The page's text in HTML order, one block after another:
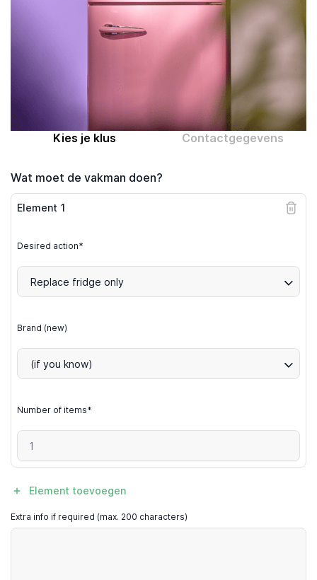
Log in als vakman
Kies je klus Contactgegevens
Wat moet de vakman doen?
Element 1
Desired action*
Replace fridge only
Brand (new)
(if you know)
Number of items*
Element toevoegen
Extra info if required (max. 200 characters)